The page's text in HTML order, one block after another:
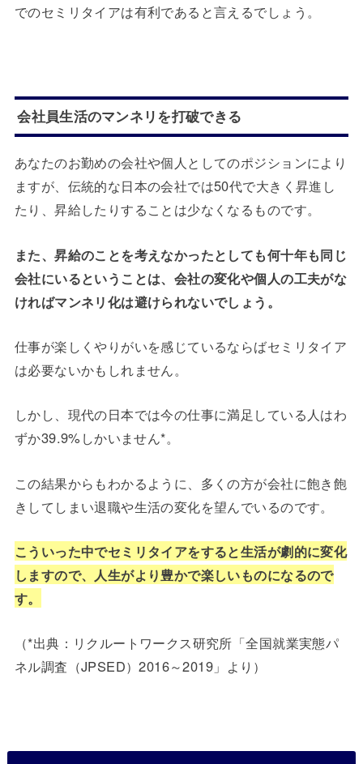
でのセミリタイアは有利であると言えるでしょう。
会社員生活のマンネリを打破できる
あなたのお勤めの会社や個人としてのポジションにより
ますが、伝統的な日本の会社では50代で大きく昇進し
たり、昇給したりすることは少なくなるものです。
また、昇給のことを考えなかったとしても何十年も同じ
会社にいるということは、会社の変化や個人の工夫がな
ければマンネリ化は避けられないでしょう。
仕事が楽しくやりがいを感じているならばセミリタイア
は必要ないかもしれません。
しかし、現代の日本では今の仕事に満足している人はわ
ずか39.9%しかいません*。
この結果からもわかるように、多くの方が会社に飽き飽
きしてしまい退職や生活の変化を望んでいるのです。
こういった中でセミリタイアをすると生活が劇的に変化
しますので、人生がより豊かで楽しいものになるので
す。
（*出典：リクルートワークス研究所「全国就業実態パ
ネル調査（JPSED）2016～2019」より）